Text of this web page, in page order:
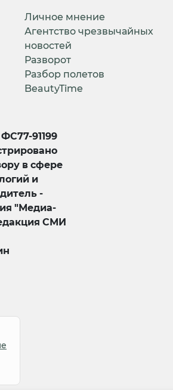
Личное мнение
Агентство чрезвычайных
новостей
Разворот
Разбор полетов
BeautyTime
91199
в сфере
и
-
"Медиа-
СМИ